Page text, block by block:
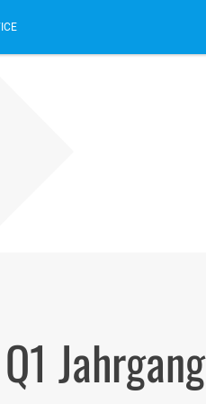
Jahrgang